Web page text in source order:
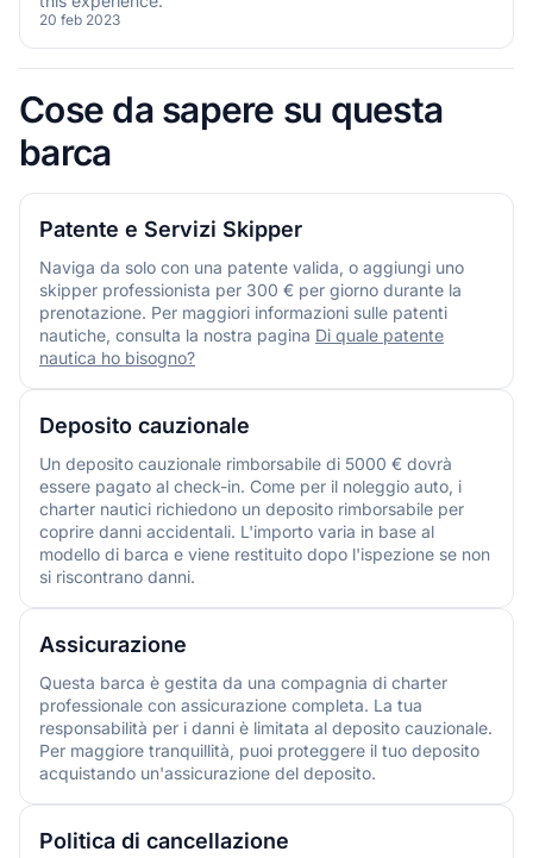
20 feb 2023
Cose da sapere su questa
barca
Patente e Servizi Skipper
Naviga da solo con una patente valida, o aggiungi uno
skipper professionista per 300 € per giorno durante la
prenotazione. Per maggiori informazioni sulle patenti
nautiche, consulta la nostra pagina Di quale patente
nautica ho bisogno?
Deposito cauzionale
Un deposito cauzionale rimborsabile di 5000 € dovrà
essere pagato al check-in. Come per il noleggio auto, i
charter nautici richiedono un deposito rimborsabile per
coprire danni accidentali. L'importo varia in base al
modello di barca e viene restituito dopo l'ispezione se non
si riscontrano danni.
Assicurazione
Questa barca è gestita da una compagnia di charter
professionale con assicurazione completa. La tua
responsabilità per i danni è limitata al deposito cauzionale.
Per maggiore tranquillità, puoi proteggere il tuo deposito
acquistando un'assicurazione del deposito.
Politica di cancellazione